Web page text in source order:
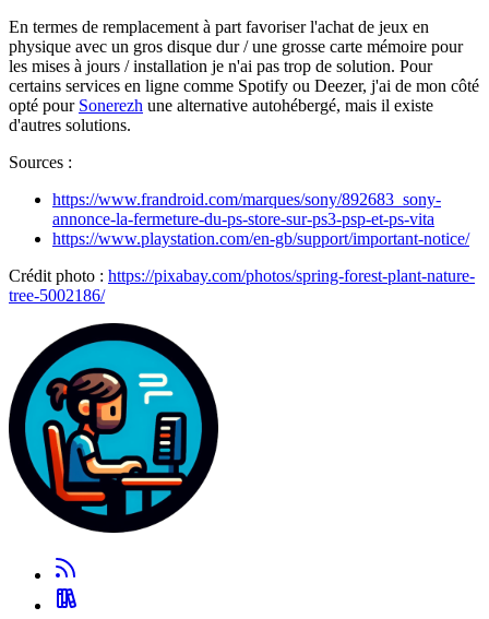
En termes de remplacement à part favoriser l'achat de jeux en
physique avec un gros disque dur / une grosse carte mémoire pour
les mises à jours / installation je n'ai pas trop de solution. Pour
certains services en ligne comme Spotify ou Deezer, j'ai de mon côté
opté pour Sonerezh une alternative autohébergé, mais il existe
d'autres solutions.
Sources :
https://www.frandroid.com/marques/sony/892683_sony-
annonce-la-fermeture-du-ps-store-sur-ps3-psp-et-ps-vita
https://www.playstation.com/en-gb/support/important-notice/
Crédit photo : https://pixabay.com/photos/spring-forest-plant-nature-
tree-5002186/